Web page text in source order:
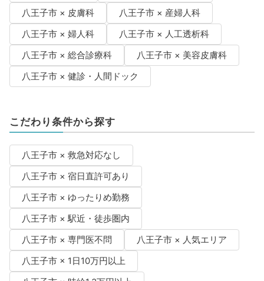
八王子市 × 皮膚科
八王子市 × 産婦人科
八王子市 × 婦人科
八王子市 × 人工透析科
八王子市 × 総合診療科
八王子市 × 美容皮膚科
八王子市 × 健診・人間ドック
こだわり条件から探す
八王子市 × 救急対応なし
八王子市 × 宿日直許可あり
八王子市 × ゆったりめ勤務
八王子市 × 駅近・徒歩圏内
八王子市 × 専門医不問
八王子市 × 人気エリア
八王子市 × 1日10万円以上